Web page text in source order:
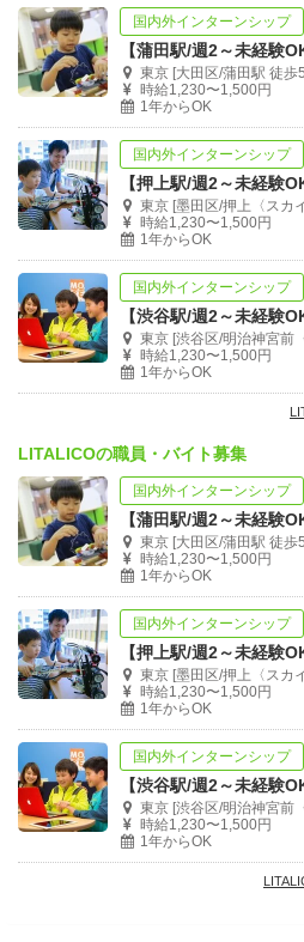
国内外インターンシップ
東京 [大田区/蒲田駅 徒歩
時給1,230〜1,500円
1年からOK
国内外インターンシップ
東京 [墨田区/押上〈スカ
時給1,230〜1,500円
1年からOK
国内外インターンシップ
東京 [渋谷区/明治神宮前
時給1,230〜1,500円
1年からOK
LITALICOの職員・バイト募集
国内外インターンシップ
東京 [大田区/蒲田駅 徒歩
時給1,230〜1,500円
1年からOK
国内外インターンシップ
東京 [墨田区/押上〈スカ
時給1,230〜1,500円
1年からOK
国内外インターンシップ
東京 [渋谷区/明治神宮前
時給1,230〜1,500円
1年からOK